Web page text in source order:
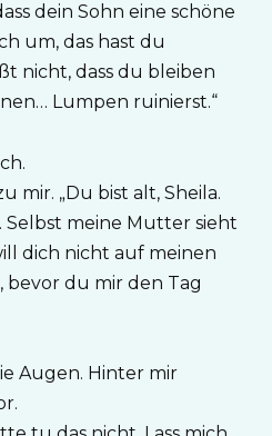
dein Sohn eine schöne
um, das hast du
nicht, dass du bleiben
Lumpen ruinierst.“
mir. „Du bist alt, Sheila.
Selbst meine Mutter sieht
dich nicht auf meinen
bevor du mir den Tag
Augen. Hinter mir